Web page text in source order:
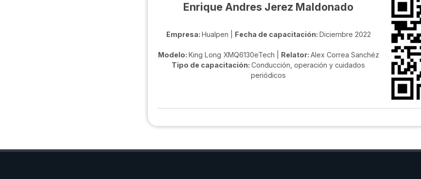
Enrique Andres Jerez Maldonado
Empresa: Hualpen | Fecha de capacitación: Diciembre 2022
Modelo: King Long XMQ6130eTech | Relator: Alex Correa Sanchéz
Tipo de capacitación: Conducción, operación y cuidados
periódicos